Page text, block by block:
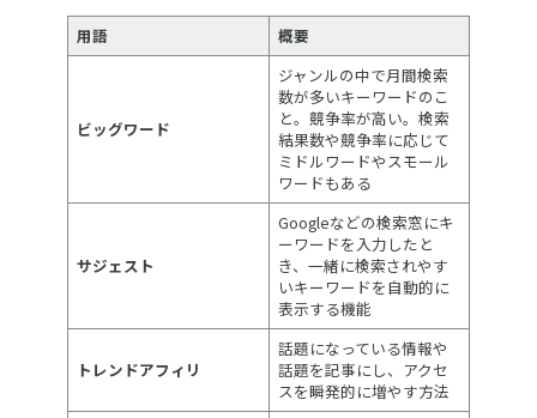
用語 概要
ビッグワード
ジャンルの中で月間検索
数が多いキーワードのこ
と。競争率が高い。検索
結果数や競争率に応じて
ミドルワードやスモール
ワードもある
サジェスト
Googleなどの検索窓にキ
ーワードを入力したと
き、一緒に検索されやす
いキーワードを自動的に
表示する機能
トレンドアフィリ
話題になっている情報や
話題を記事にし、アクセ
スを瞬発的に増やす方法